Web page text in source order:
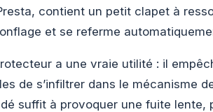
contient un petit clapet à
et se referme
a une vraie utilité : il
de s’infiltrer dans le mécanisme
suffit à provoquer une fuite lente,